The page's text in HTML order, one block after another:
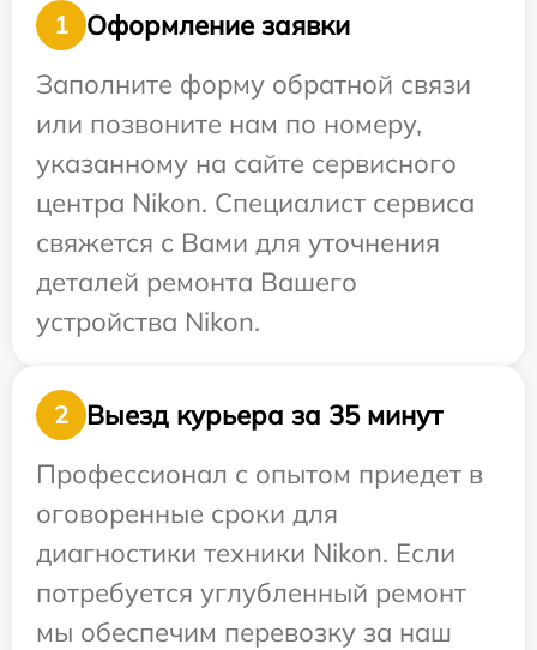
1
Оформление заявки
Заполните форму обратной связи
или позвоните нам по номеру,
указанному на сайте сервисного
центра Nikon. Специалист сервиса
свяжется с Вами для уточнения
деталей ремонта Вашего
устройства Nikon.
2
Выезд курьера за 35 минут
Профессионал с опытом приедет в
оговоренные сроки для
диагностики техники Nikon. Если
потребуется углубленный ремонт
мы обеспечим перевозку за наш